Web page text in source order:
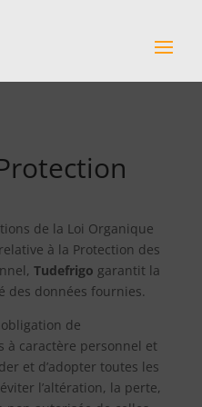
de la Loi Organique
à la Protection des
Tudefrigo garantit la
des données fournies.
obligation de
à caractère personnel et
et d’adopter toutes les
l’altération, la perte,